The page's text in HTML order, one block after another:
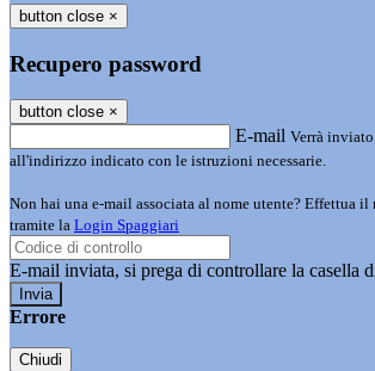
button close ×
Recupero password
button close ×
E-mail Verrà
all'indirizzo indicato con le istruzioni necessarie.
Non hai una e-mail associata al nome utente? Effettua il
tramite la Login Spaggiari
E-mail inviata, si prega di controllare la casella
Errore
Chiudi